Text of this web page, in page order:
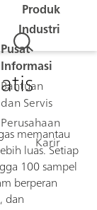
Produk
Industri
Pusat
Informasi
Bantuan
dan Servis
Perusahaan
Karir
0:00 / 0:00
memantau
luas. Setiap
100 sampel
berperan
dan